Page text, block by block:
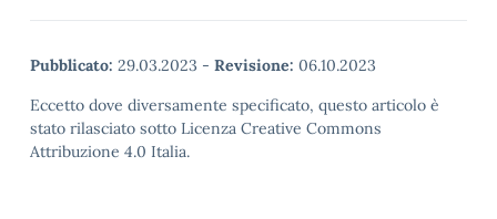
Pubblicato: 29.03.2023 - Revisione: 06.10.2023
Eccetto dove diversamente specificato, questo articolo è
stato rilasciato sotto Licenza Creative Commons
Attribuzione 4.0 Italia.